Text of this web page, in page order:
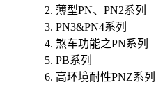
薄型PN、PN2系列
PN3&PN4系列
煞车功能之PN系列
PB系列
高环境耐性PNZ系列